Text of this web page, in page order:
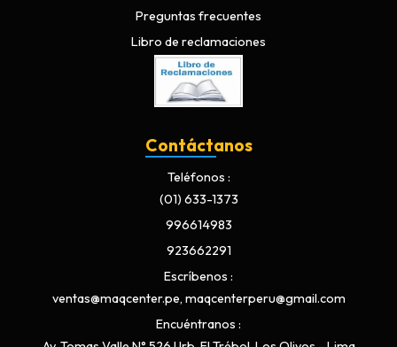
Preguntas frecuentes
Libro de reclamaciones
Contáctanos
Teléfonos
(01) 633-1373
996614983
923662291
Escríbenos
ventas@maqcenter.pe, maqcenterperu@gmail.com
Encuéntranos